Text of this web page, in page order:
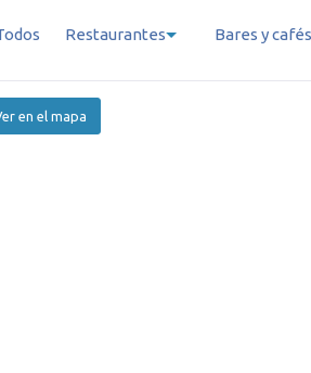
Restaurantes Bares y cafés
en el mapa